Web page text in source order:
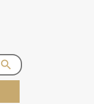
search